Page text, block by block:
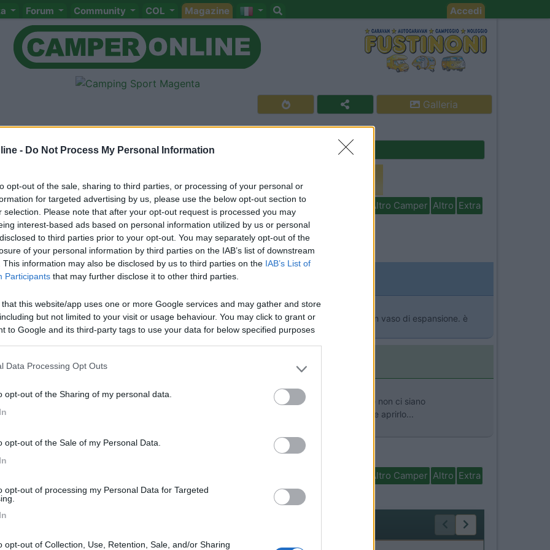
- Do Not Process My Personal Information
opt-out of the sale, sharing to third parties, or processing of your personal or
for targeted advertising by us, please use the below opt-out section to
selection. Please note that after your opt-out request is processed you may
interest-based ads based on personal information utilized by us or personal
to third parties prior to your opt-out. You may separately opt-out of the
of your personal information by third parties on the IAB’s list of downstream
This information may also be disclosed by us to third parties on the IAB’s List of
Participants that may further disclose it to other third parties.
that this website/app uses one or more Google services and may gather and store
but not limited to your visit or usage behaviour. You may click to grant or
to Google and its third-party tags to use your data for below specified purposes
Data Processing Opt Outs
opt-out of the Sharing of my personal data.
opt-out of the Sale of my Personal Data.
opt-out of processing my Personal Data for Targeted
opt-out of Collection, Use, Retention, Sale, and/or Sharing
Forum Community COL Magazine Accedi
Galleria
Meccanica Cellula Accessori Eventi Leggi Comportamenti Disabili In camper per Altro Camper Altro Extra
Attivi
< 1 >
da sola, a volte per un secondo, a volte per tre; poi si spegne regolarmente. ps ho un vaso di espansione. è
fa benissimo il suo lavoro, ovviamente hai controllato che tutti i rubinetti siano ben chiusi e non ci siano
nel vaso di espansione e me ne sono accorto solamente quando ho deciso di smontarlo e aprirlo...
Altro Camper Altro Extra
Attivi